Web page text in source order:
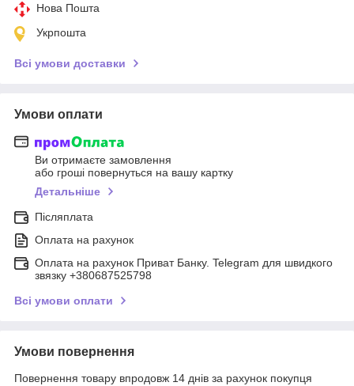
Нова Пошта
Укрпошта
Всі умови доставки
Умови оплати
Ви отримаєте замовлення
або гроші повернуться на вашу картку
Детальніше
Післяплата
Оплата на рахунок
Оплата на рахунок Приват Банку. Telegram для швидкого
звязку +380687525798
Всі умови оплати
Умови повернення
Повернення товару впродовж 14 днів за рахунок покупця